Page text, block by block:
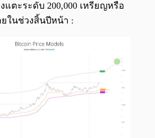
แตะระดับ 200,000 เหรียญหรือ
ยในช่วงสิ้นปีหน้า :